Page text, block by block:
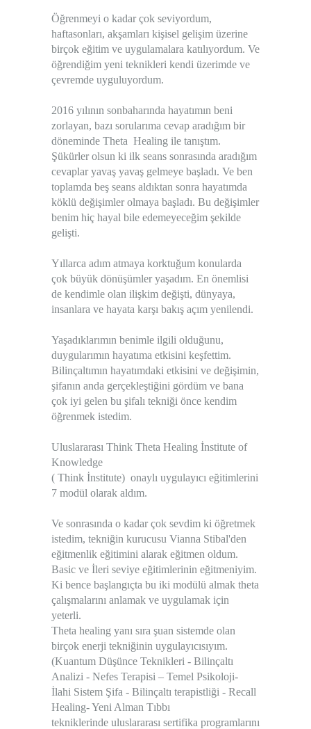
Öğrenmeyi o kadar çok seviyordum,
haftasonları, akşamları kişisel gelişim üzerine
birçok eğitim ve uygulamalara katılıyordum. Ve
öğrendiğim yeni teknikleri kendi üzerimde ve
çevremde uyguluyordum.
2016 yılının sonbaharında hayatımın beni
zorlayan, bazı sorularıma cevap aradığım bir
döneminde Theta Healing ile tanıştım.
Şükürler olsun ki ilk seans sonrasında aradığım
cevaplar yavaş yavaş gelmeye başladı. Ve ben
toplamda beş seans aldıktan sonra hayatımda
köklü değişimler olmaya başladı. Bu değişimler
benim hiç hayal bile edemeyeceğim şekilde
gelişti.
Yıllarca adım atmaya korktuğum konularda
çok büyük dönüşümler yaşadım. En önemlisi
de kendimle olan ilişkim değişti, dünyaya,
insanlara ve hayata karşı bakış açım yenilendi.
Yaşadıklarımın benimle ilgili olduğunu,
duygularımın hayatıma etkisini keşfettim.
Bilinçaltımın hayatımdaki etkisini ve değişimin,
şifanın anda gerçekleştiğini gördüm ve bana
çok iyi gelen bu şifalı tekniği önce kendim
öğrenmek istedim.
Uluslararası Think Theta Healing İnstitute of
Knowledge
( Think İnstitute) onaylı uygulayıcı eğitimlerini
7 modül olarak aldım.
Ve sonrasında o kadar çok sevdim ki öğretmek
istedim, tekniğin kurucusu Vianna Stibal'den
eğitmenlik eğitimini alarak eğitmen oldum.
Basic ve İleri seviye eğitimlerinin eğitmeniyim.
Ki bence başlangıçta bu iki modülü almak theta
çalışmalarını anlamak ve uygulamak için
yeterli.
Theta healing yanı sıra şuan sistemde olan
birçok enerji tekniğinin uygulayıcısıyım.
(Kuantum Düşünce Teknikleri - Bilinçaltı
Analizi - Nefes Terapisi – Temel Psikoloji-
İlahi Sistem Şifa - Bilinçaltı terapistliği - Recall
Healing- Yeni Alman Tıbbı
tekniklerinde uluslararası sertifika programlarını